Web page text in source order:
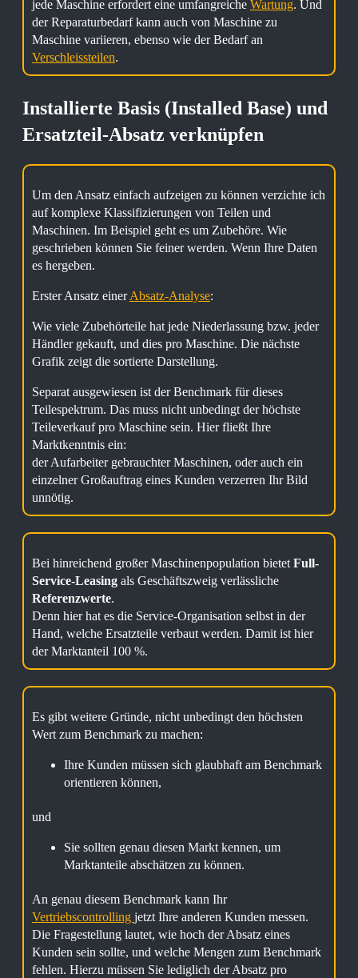
jede Maschine erfordert eine umfangreiche Wartung. Und
der Reparaturbedarf kann auch von Maschine zu
Maschine variieren, ebenso wie der Bedarf an
Verschleissteilen.
Installierte Basis (Installed Base) und
Ersatzteil-Absatz verknüpfen
Um den Ansatz einfach aufzeigen zu können verzichte ich
auf komplexe Klassifizierungen von Teilen und
Maschinen. Im Beispiel geht es um Zubehöre. Wie
geschrieben können Sie feiner werden. Wenn Ihre Daten
es hergeben.
Erster Ansatz einerAbsatz-Analyse:
Wie viele Zubehörteile hat jede Niederlassung bzw. jeder
Händler gekauft, und dies pro Maschine. Die nächste
Grafik zeigt die sortierte Darstellung.
Separat ausgewiesen ist der Benchmark für dieses
Teilespektrum. Das muss nicht unbedingt der höchste
Teileverkauf pro Maschine sein. Hier fließt Ihre
Marktkenntnis ein:
der Aufarbeiter gebrauchter Maschinen, oder auch ein
einzelner Großauftrag eines Kunden verzerren Ihr Bild
unnötig.
Bei hinreichend großer Maschinenpopulation bietet Full-
Service-Leasing als Geschäftszweig verlässliche
Referenzwerte.
Denn hier hat es die Service-Organisation selbst in der
Hand, welche Ersatzteile verbaut werden. Damit ist hier
der Marktanteil 100 %.
Es gibt weitere Gründe, nicht unbedingt den höchsten
Wert zum Benchmark zu machen:
Ihre Kunden müssen sich glaubhaft am Benchmark
orientieren können,
und
Sie sollten genau diesen Markt kennen, um
Marktanteile abschätzen zu können.
An genau diesem Benchmark kann Ihr
Vertriebscontrolling jetzt Ihre anderen Kunden messen.
Die Fragestellung lautet, wie hoch der Absatz eines
Kunden sein sollte, und welche Mengen zum Benchmark
fehlen. Hierzu müssen Sie lediglich der Absatz pro